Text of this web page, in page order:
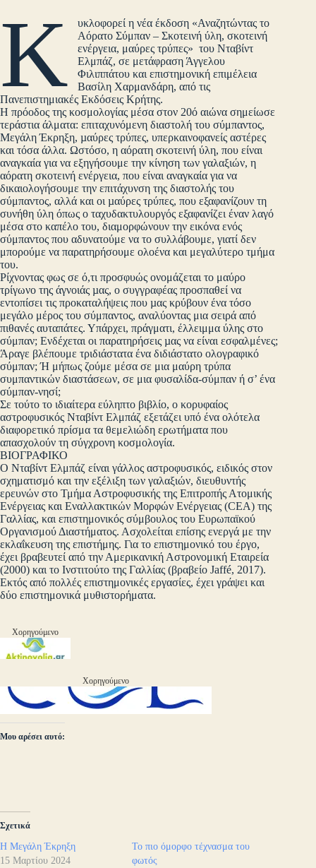
Κ
υκλοφορεί η νέα έκδοση «Αναζητώντας το
Αόρατο Σύμπαν – Σκοτεινή ύλη, σκοτεινή
ενέργεια, μαύρες τρύπες» του Νταβίντ
Ελμπάζ, σε μετάφραση Άγγελου
Φιλιππάτου και επιστημονική επιμέλεια
Βασίλη Χαρμανδάρη, από τις
Πανεπιστημιακές Εκδόσεις Κρήτης.
Η πρόοδος της κοσμολογίας μέσα στον 20ό αιώνα σημείωσε
τεράστια άλματα: επιταχυνόμενη διαστολή του σύμπαντος,
Μεγάλη Έκρηξη, µαύρες τρύπες, υπερκαινοφανείς αστέρες
και τόσα άλλα. Ωστόσο, η αόρατη σκοτεινή ύλη, που είναι
αναγκαία για να εξηγήσουμε την κίνηση των γαλαξιών, η
αόρατη σκοτεινή ενέργεια, που είναι αναγκαία για να
δικαιολογήσουμε την επιτάχυνση της διαστολής του
σύμπαντος, αλλά και οι µαύρες τρύπες, που εξαφανίζουν τη
συνήθη ύλη όπως ο ταχυδακτυλουργός εξαφανίζει έναν λαγό
μέσα στο καπέλο του, διαμορφώνουν την εικόνα ενός
σύμπαντος που αδυνατούμε να το συλλάβουμε, γιατί δεν
μπορούμε να παρατηρήσουμε ολοένα και μεγαλύτερο τμήμα
του.
Ρίχνοντας φως σε ό,τι προσφυώς ονομάζεται το μαύρο
τρίγωνο της άγνοιάς µας, ο συγγραφέας προσπαθεί να
εντοπίσει τις προκαταλήψεις που µας κρύβουν ένα τόσο
μεγάλο μέρος του σύμπαντος, αναλύοντας μια σειρά από
πιθανές αυταπάτες. Υπάρχει, πράγματι, έλλειμμα ύλης στο
σύμπαν; Ενδέχεται οι παρατηρήσεις µας να είναι εσφαλμένες;
Άραγε βλέπουμε τριδιάστατα ένα διδιάστατο ολογραφικό
σύμπαν; Ή μήπως ζούμε μέσα σε μια μαύρη τρύπα
συμπαντικών διαστάσεων, σε μια φυσαλίδα-σύμπαν ή σ’ ένα
σύμπαν-νησί;
Σε τούτο το ιδιαίτερα εύληπτο βιβλίο, ο κορυφαίος
αστροφυσικός Νταβίντ Ελμπάζ εξετάζει υπό ένα ολότελα
διαφορετικό πρίσμα τα θεμελιώδη ερωτήματα που
απασχολούν τη σύγχρονη κοσμολογία.
ΒΙΟΓΡΑΦΙΚΟ
O Νταβίντ Ελμπάζ είναι γάλλος αστροφυσικός, ειδικός στον
σχηματισμό και την εξέλιξη των γαλαξιών, διευθυντής
ερευνών στο Τμήμα Αστροφυσικής της Επιτροπής Ατομικής
Ενέργειας και Εναλλακτικών Μορφών Ενέργειας (CEA) της
Γαλλίας, και επιστημονικός σύμβουλος του Ευρωπαϊκού
Οργανισμού Διαστήματος. Ασχολείται επίσης ενεργά με την
εκλαΐκευση της επιστήμης. Για το επιστημονικό του έργο,
έχει βραβευτεί από την Αμερικανική Αστρονομική Εταιρεία
(2000) και το Ινστιτούτο της Γαλλίας (βραβείο Jaffé, 2017).
Εκτός από πολλές επιστημονικές εργασίες, έχει γράψει και
δύο επιστημονικά μυθιστορήματα.
Χορηγούμενο
Χορηγούμενο
Μου αρέσει αυτό:
Σχετικά
Η Μεγάλη Έκρηξη
15 Μαρτίου 2024
Το πιο όμορφο τέχνασμα του
φωτός